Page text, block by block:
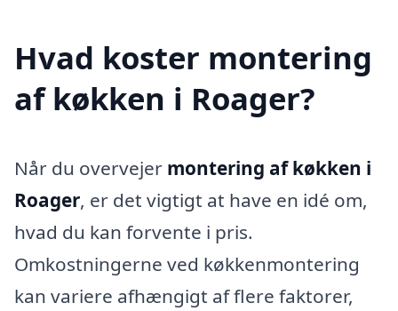
Hvad koster montering
af køkken i Roager?
Når du overvejer montering af køkken i
Roager, er det vigtigt at have en idé om,
hvad du kan forvente i pris.
Omkostningerne ved køkkenmontering
kan variere afhængigt af flere faktorer,